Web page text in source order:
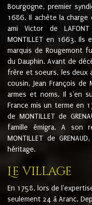
Bourgogne, premier
1686. Il achète la charge
ami Victor de
MONTILLET en 1663. Ils
marquis de Rougemont
du Dauphin. Avant de
frère et soeurs, les deux
cousin, Jean François de
armes et noms. Il s'en
France mis un terme en
de MONTILLET de
famille émigra. A son
MONTILLET de
héritage.
Le village
En 1758, lors de
seulement 24 à Aranc.